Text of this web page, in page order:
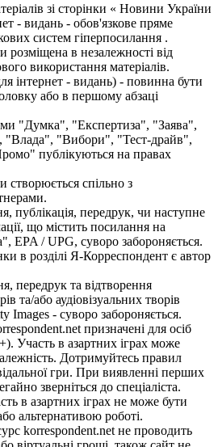
зі сторінки « Новини України
- видань - обов'язкове пряме
систем гіперпосилання .
розміщена в незалежності від
використання матеріалів.
інтернет - видань) - повинна бути
або в першому абзаці
"Думка", "Експертиза", "Заява",
"Влада", "Вибори", "Тест-драйв",
публікуються на правах
створюється спільно з
публікація, передрук, чи наступне
що містить посилання на
EPA / UPG, суворо забороняється.
в розділі Я-Корреспондент є автор
передрук та відтворення
та/або аудіовізуальних творів
Images - суворо забороняється.
призначені для осіб
Участь в азартних іграх може
Дотримуйтесь правил
гри. При виявленні перших
зверніться до спеціаліста.
в азартних іграх не може бути
альтернативою роботі.
korrespondent.net не проводить